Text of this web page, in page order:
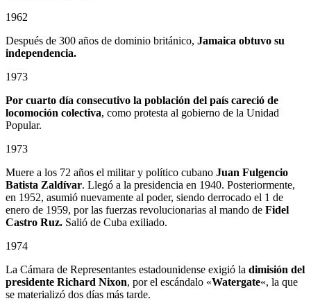
1962
Después de 300 años de dominio británico, Jamaica obtuvo su
independencia.
1973
Por cuarto día consecutivo la población del país careció de
locomoción colectiva, como protesta al gobierno de la Unidad
Popular.
1973
Muere a los 72 años el militar y político cubano Juan Fulgencio
Batista Zaldívar. Llegó a la presidencia en 1940. Posteriormente,
en 1952, asumió nuevamente al poder, siendo derrocado el 1 de
enero de 1959, por las fuerzas revolucionarias al mando de Fidel
Castro Ruz. Salió de Cuba exiliado.
1974
La Cámara de Representantes estadounidense exigió la dimisión del
presidente Richard Nixon, por el escándalo «Watergate«, la que
se materializó dos días más tarde.